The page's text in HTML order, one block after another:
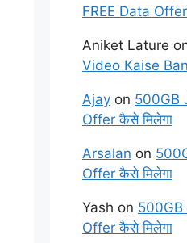
FREE Data
Aniket Lature
Video Kaise
Ajay on 500GB
Offer कैसे मिलेगा
Arsalan on
Offer कैसे मिलेगा
Yash on 500GB
Offer कैसे मिलेगा